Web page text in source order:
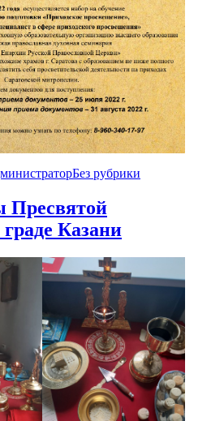
Рубрики
Без рубрики
Пресвятой
Казани